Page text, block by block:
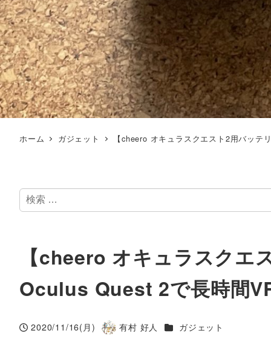
ホーム ガジェット 【cheero オキュラスクエスト2用バッ
検
索
【cheero オキュラスクエ
Oculus Quest 2で長時間
投稿日
2020/11/16(月)
著
有村 好人 カテゴリー
ガジェット